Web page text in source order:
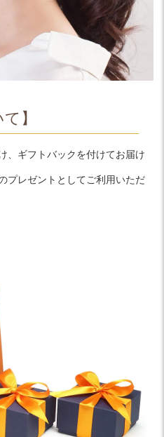
】
、ギフトバックを付けてお届け
プレゼントとしてご利用いただ